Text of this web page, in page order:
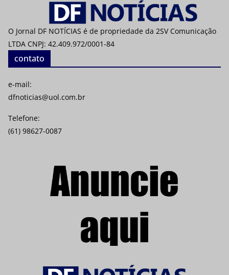
O Jornal DF NOTÍCIAS é de propriedade da 2SV Comunicação
LTDA CNPJ: 42.409.972/0001-84
contato
e-mail:
dfnoticias@uol.com.br
Telefone:
(61) 98627-0087